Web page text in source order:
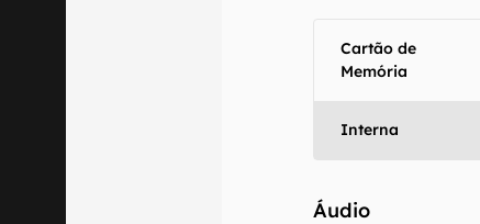
Cartão de
Memória
Interna
Áudio